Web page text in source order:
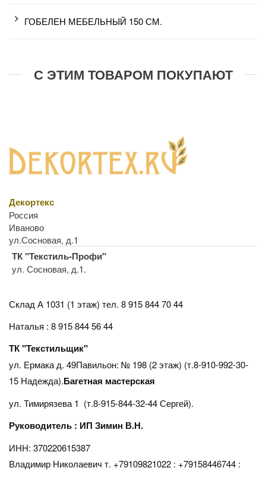
ГОБЕЛЕН МЕБЕЛЬНЫЙ 150 СМ.
С ЭТИМ ТОВАРОМ ПОКУПАЮТ
Декортекс
Россия
Иваново
ул.Сосновая, д.1
ТК "Текстиль-Профи"
ул. Сосновая, д.1.
Склад А 1031 (1 этаж) тел. 8 915 844 70 44
Наталья : 8 915 844 56 44
ТК "Текстильщик"
ул. Ермака д. 49Павильон: № 198 (2 этаж) (т.8-910-992-30-
15 Надежда).Багетная мастерская
ул. Тимирязева 1 (т.8-915-844-32-44 Сергей).
Руководитель : ИП Зимин В.Н.
ИНН: 370220615387
Владимир Николаевич т. +79109821022 : +79158446744 :